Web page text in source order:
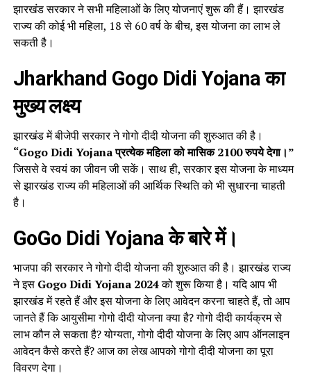
झारखंड सरकार ने सभी महिलाओं के लिए योजनाएं शुरू की हैं। झारखंड
राज्य की कोई भी महिला, 18 से 60 वर्ष के बीच, इस योजना का लाभ ले
सकती है।
Jharkhand Gogo Didi Yojana का
मुख्य लक्ष्य
झारखंड में बीजेपी सरकार ने गोगो दीदी योजना की शुरुआत की है।
“Gogo Didi Yojana प्रत्येक महिला को मासिक 2100 रुपये देगा।”
जिससे वे स्वयं का जीवन जी सकें। साथ ही, सरकार इस योजना के माध्यम
से झारखंड राज्य की महिलाओं की आर्थिक स्थिति को भी सुधारना चाहती
है।
GoGo Didi Yojana के बारे में।
भाजपा की सरकार ने गोगो दीदी योजना की शुरुआत की है। झारखंड राज्य
ने इस Gogo Didi Yojana 2024को शुरू किया है। यदि आप भी
झारखंड में रहते हैं और इस योजना के लिए आवेदन करना चाहते हैं, तो आप
जानते हैं कि आयुसीमा गोगो दीदी योजना क्या है? गोगो दीदी कार्यक्रम से
लाभ कौन ले सकता है? योग्यता, गोगो दीदी योजना के लिए आप ऑनलाइन
आवेदन कैसे करते हैं? आज का लेख आपको गोगो दीदी योजना का पूरा
विवरण देगा।